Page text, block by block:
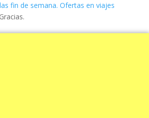
fin de semana. Ofertas en viajes